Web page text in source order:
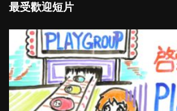
最受歡迎短片